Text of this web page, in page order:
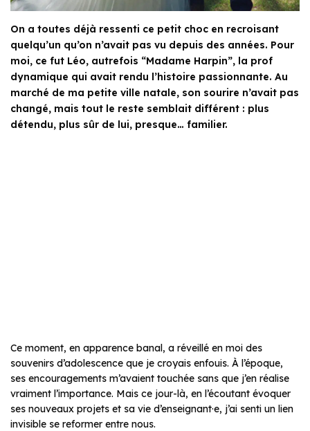
On a toutes déjà ressenti ce petit choc en recroisant
quelqu’un qu’on n’avait pas vu depuis des années. Pour
moi, ce fut Léo, autrefois “Madame Harpin”, la prof
dynamique qui avait rendu l’histoire passionnante. Au
marché de ma petite ville natale, son sourire n’avait pas
changé, mais tout le reste semblait différent : plus
détendu, plus sûr de lui, presque… familier.
Ce moment, en apparence banal, a réveillé en moi des
souvenirs d’adolescence que je croyais enfouis. À l’époque,
ses encouragements m’avaient touchée sans que j’en réalise
vraiment l’importance. Mais ce jour-là, en l’écoutant évoquer
ses nouveaux projets et sa vie d’enseignant·e, j’ai senti un lien
invisible se reformer entre nous.